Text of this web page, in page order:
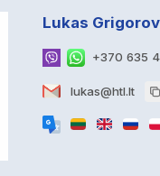
Lukas
+370 635
lukas@htl.lt